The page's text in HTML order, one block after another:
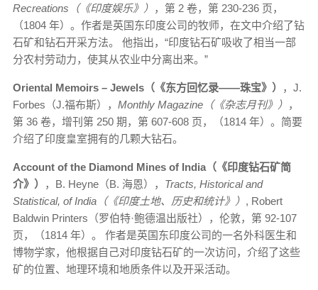
Recreations（《印度娱乐》） ，第 2 卷，第 230-236 页，
（1804 年）。作者是英国东印度公司的牧师，在文中介绍了钻
石矿和钻石开采方法。 他指出，“印度钻石矿吸收了相当一部
分农村劳动力，使其从农业中分离出来。”
Oriental Memoirs – Jewels（《东方回忆录——珠宝》）
，J.
Forbes（J.福布斯）， Monthly Magazine（《杂志月刊》） ，
第 36 卷，增刊第 250 期，第 607-608 页，（1814 年）。简要
介绍了印度皇室拥有的几颗大钻石。
Account of the Diamond Mines of India（《印度钻石矿简
介》）
，B. Heyne（B. 海恩）， Tracts, Historical and
Statistical, of India（《印度土地、历史和统计》） , Robert
Baldwin Printers（罗伯特·鲍德温出版社），伦敦，第 92-107
页，（1814 年）。 作者是英国东印度公司的一名外科医生和
博物学家，他根据自己对印度钻石矿的一次访问，介绍了这些
矿的位置、地理环境和地质条件以及开采活动。